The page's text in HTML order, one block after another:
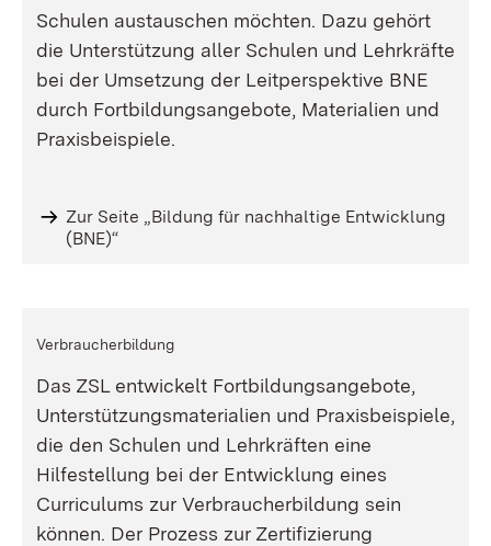
Schulen austauschen möchten. Dazu gehört
die Unterstützung aller Schulen und Lehrkräfte
bei der Umsetzung der Leitperspektive BNE
durch Fortbildungsangebote, Materialien und
Praxisbeispiele.
Zur Seite „Bildung für nachhaltige Entwicklung
(BNE)“
Verbraucherbildung
Das ZSL entwickelt Fortbildungsangebote,
Unterstützungsmaterialien und Praxisbeispiele,
die den Schulen und Lehrkräften eine
Hilfestellung bei der Entwicklung eines
Curriculums zur Verbraucherbildung sein
können. Der Prozess zur Zertifizierung